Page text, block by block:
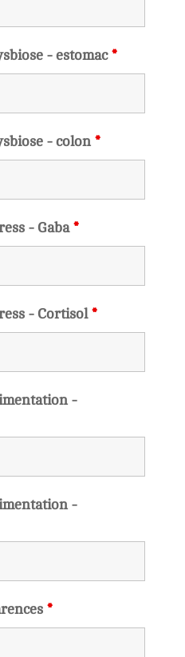
- estomac *
- colon *
- Gaba *
- Cortisol *
-
-
*